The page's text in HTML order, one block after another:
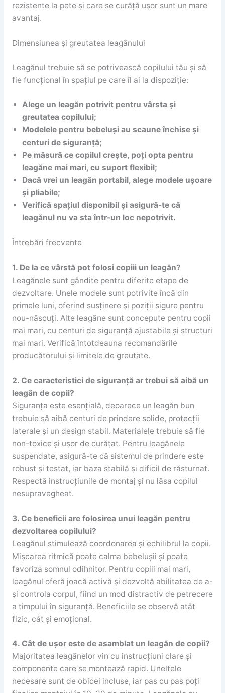
rezistente la pete și care se curăță ușor sunt un mare
avantaj.
Dimensiunea și greutatea leagănului
Leagănul trebuie să se potrivească copilului tău și să
fie funcțional în spațiul pe care îl ai la dispoziție:
Alege un leagăn potrivit pentru vârsta și
greutatea copilului;
Modelele pentru bebeluși au scaune închise și
centuri de siguranță;
Pe măsură ce copilul crește, poți opta pentru
leagăne mai mari, cu suport flexibil;
Dacă vrei un leagăn portabil, alege modele ușoare
și pliabile;
Verifică spațiul disponibil și asigură-te că
leagănul nu va sta într-un loc nepotrivit.
Întrebări frecvente
1. De la ce vârstă pot folosi copiii un leagăn?
Leagănele sunt gândite pentru diferite etape de
dezvoltare. Unele modele sunt potrivite încă din
primele luni, oferind susținere și poziții sigure pentru
nou-născuți. Alte leagăne sunt concepute pentru copii
mai mari, cu centuri de siguranță ajustabile și structuri
mai mari. Verifică întotdeauna recomandările
producătorului și limitele de greutate.
2. Ce caracteristici de siguranță ar trebui să aibă un
leagăn de copii?
Siguranța este esențială, deoarece un leagăn bun
trebuie să aibă centuri de prindere solide, protecții
laterale și un design stabil. Materialele trebuie să fie
non-toxice și ușor de curățat. Pentru leagănele
suspendate, asigură-te că sistemul de prindere este
robust și testat, iar baza stabilă și dificil de răsturnat.
Respectă instrucțiunile de montaj și nu lăsa copilul
nesupravegheat.
3. Ce beneficii are folosirea unui leagăn pentru
dezvoltarea copilului?
Leagănul stimulează coordonarea și echilibrul la copii.
Mișcarea ritmică poate calma bebelușii și poate
favoriza somnul odihnitor. Pentru copiii mai mari,
leagănul oferă joacă activă și dezvoltă abilitatea de a-
și controla corpul, fiind un mod distractiv de petrecere
a timpului în siguranță. Beneficiile se observă atât
fizic, cât și emoțional.
4. Cât de ușor este de asamblat un leagăn de copii?
Majoritatea leagănelor vin cu instrucțiuni clare și
componente care se montează rapid. Uneltele
necesare sunt de obicei incluse, iar pas cu pas poți